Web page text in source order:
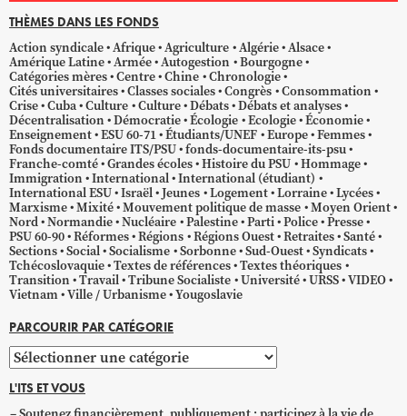
THÈMES DANS LES FONDS
Action syndicale Afrique Agriculture Algérie Alsace
Amérique Latine Armée Autogestion
Bourgogne
Catégories mères Centre Chine Chronologie
Cités universitaires Classes sociales Congrès Consommation
Crise Cuba Culture Culture Débats Débats et analyses
Décentralisation Démocratie Écologie Ecologie Économie
Enseignement ESU 60-71 Étudiants/UNEF Europe Femmes
Fonds documentaire ITS/PSU fonds-documentaire-its-psu
Franche-comté Grandes écoles Histoire du PSU Hommage
Immigration International International (étudiant)
International ESU Israël Jeunes Logement Lorraine Lycées
Marxisme Mixité Mouvement politique de masse Moyen Orient
Nord Normandie Nucléaire Palestine Parti Police Presse
PSU 60-90 Réformes Régions Régions Ouest Retraites Santé
Sections Social Socialisme Sorbonne Sud-Ouest Syndicats
Tchécoslovaquie Textes de références Textes théoriques
Transition Travail Tribune Socialiste Université URSS VIDEO
Vietnam Ville / Urbanisme Yougoslavie
PARCOURIR PAR CATÉGORIE
Parcourir
par
catégorie
L'ITS ET VOUS